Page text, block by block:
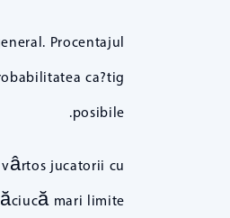
Procentajul
ca?tig
posibile.
vârtos jucatorii cu
mari limite